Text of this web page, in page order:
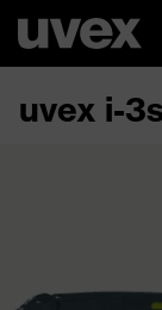
uvex i-